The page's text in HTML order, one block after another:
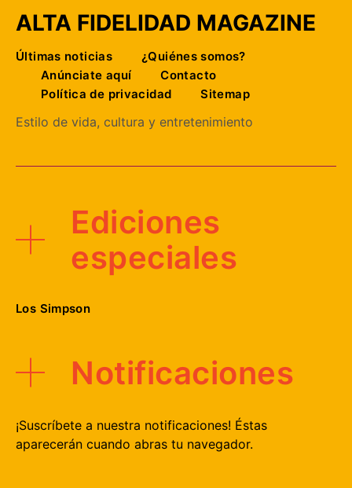
ALTA FIDELIDAD MAGAZINE
Últimas noticias
¿Quiénes somos?
Anúnciate aquí
Contacto
Política de privacidad
Sitemap
Estilo de vida, cultura y entretenimiento
Ediciones
especiales
Los Simpson
Notificaciones
¡Suscríbete a nuestra notificaciones! Éstas
aparecerán cuando abras tu navegador.